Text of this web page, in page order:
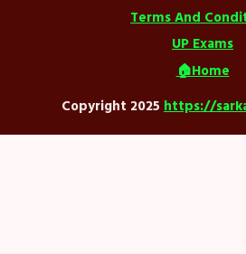
Terms And
UP Exams
🏠Home
Copyright 2025 https://